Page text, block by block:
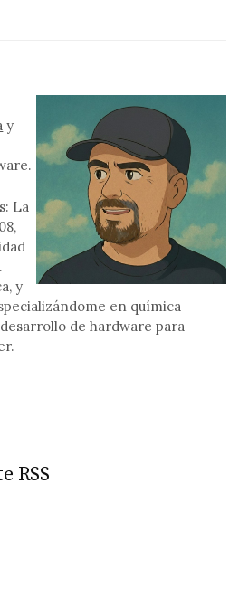
y
: La
y
en química
de hardware para
RSS